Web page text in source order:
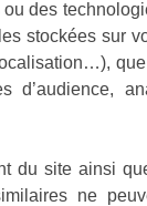
des
stockées sur
d’audience,
du site ainsi
ne